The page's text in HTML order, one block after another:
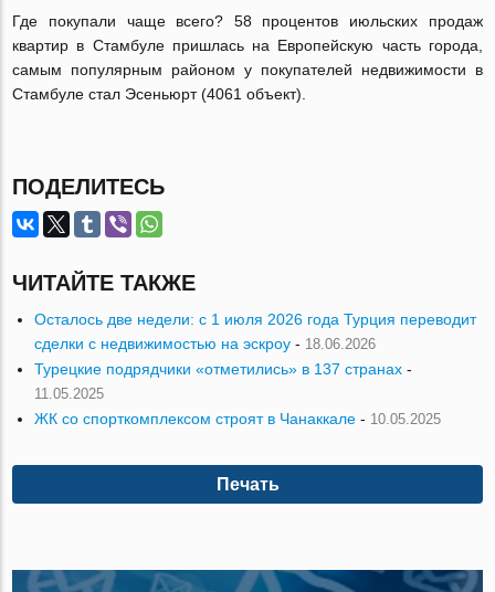
Где покупали чаще всего? 58 процентов июльских продаж
квартир в Стамбуле пришлась на Европейскую часть города,
самым популярным районом у покупателей недвижимости в
Стамбуле стал Эсеньюрт (4061 объект).
ПОДЕЛИТЕСЬ
ЧИТАЙТЕ ТАКЖЕ
Осталось две недели: с 1 июля 2026 года Турция переводит
сделки с недвижимостью на эскроу - 18.06.2026
Турецкие подрядчики «отметились» в 137 странах -
11.05.2025
ЖК со спорткомплексом строят в Чанаккале - 10.05.2025
Печать